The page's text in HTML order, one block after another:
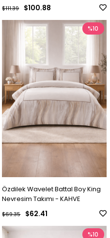
$100.88
$111.39
Özdilek Wavelet Battal Boy King
Nevresim Takımı - KAHVE
$62.41
$69.35
%10
%10